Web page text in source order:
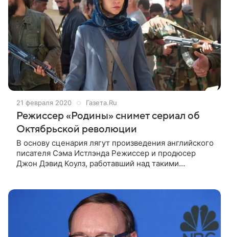
21 февраля 2020 Газета.Ru
Режиссер «Родины» снимет сериал об
Октябрьской революции
В основу сценария лягут произведения английского
писателя Сэма Истлэнда Режиссер и продюсер
Джон Дэвид Коулз, работавший над такими